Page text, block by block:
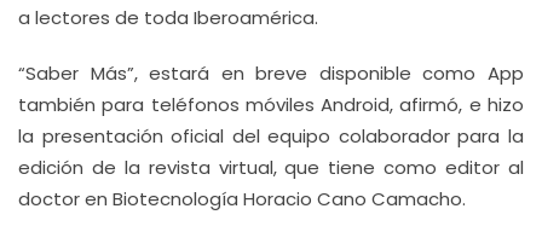
a lectores de toda Iberoamérica.
“Saber Más”, estará en breve disponible como App
también para teléfonos móviles Android, afirmó, e hizo
la presentación oficial del equipo colaborador para la
edición de la revista virtual, que tiene como editor al
doctor en Biotecnología Horacio Cano Camacho.